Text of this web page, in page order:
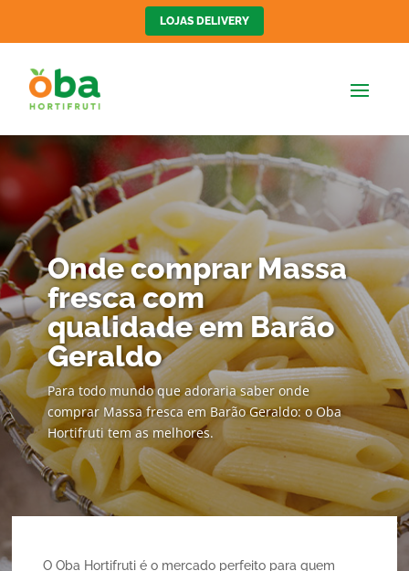
LOJAS DELIVERY
Onde comprar Massa
fresca com
qualidade em Barão
Geraldo
Para todo mundo que adoraria saber onde
comprar Massa fresca em Barão Geraldo: o Oba
Hortifruti tem as melhores.
O Oba Hortifruti é o mercado perfeito para quem